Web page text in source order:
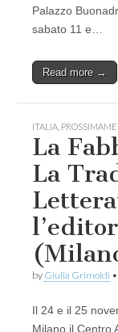
Palazzo
sabato 11 e…
Read more →
ITALIA
La
La
by Giulia Grimoldi •
Il 24 e il 25
Milano il Centro